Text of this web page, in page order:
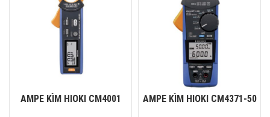
AMPE KÌM HIOKI CM4001 AMPE KÌM HIOKI CM4371-50